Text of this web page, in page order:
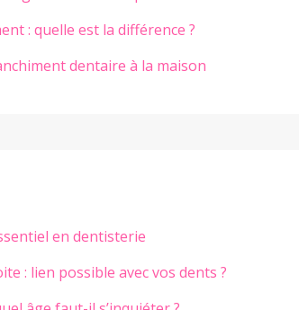
: quelle est la différence ?
dentaire à la maison
en dentisterie
: lien possible avec vos dents ?